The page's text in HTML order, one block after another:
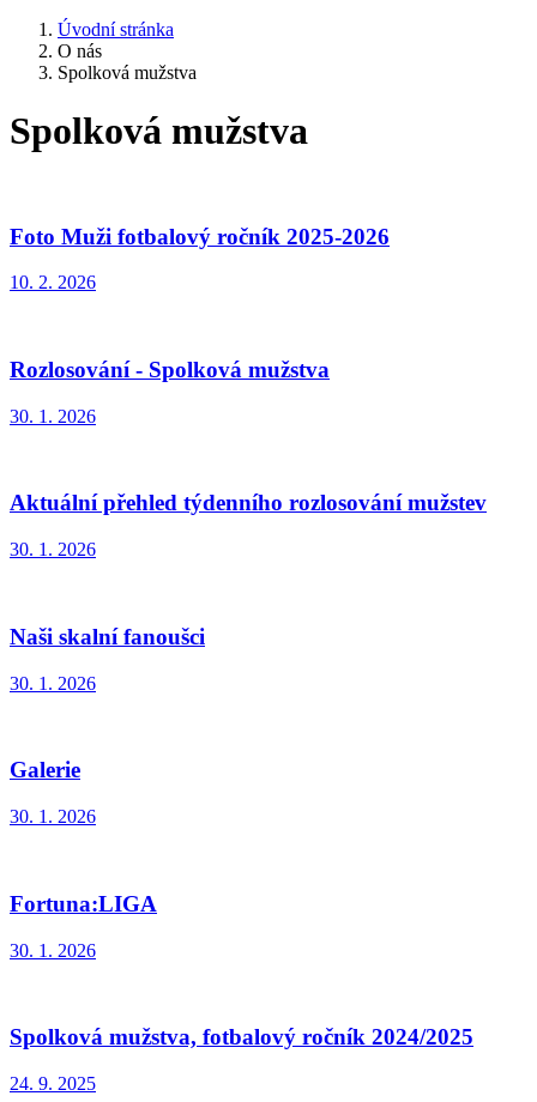
Úvodní stránka
O nás
Spolková mužstva
Spolková mužstva
Foto Muži fotbalový ročník 2025-2026
10. 2. 2026
Rozlosování - Spolková mužstva
30. 1. 2026
Aktuální přehled týdenního rozlosování mužstev
30. 1. 2026
Naši skalní fanoušci
30. 1. 2026
Galerie
30. 1. 2026
Fortuna:LIGA
30. 1. 2026
Spolková mužstva, fotbalový ročník 2024/2025
24. 9. 2025